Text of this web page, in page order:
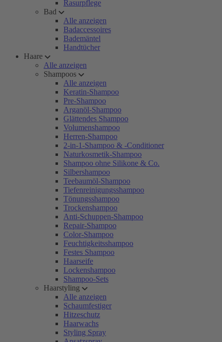
Rasurpflege
Bad
Alle anzeigen
Badaccessoires
Bademäntel
Handtücher
Haare
Alle anzeigen
Shampoos
Alle anzeigen
Keratin-Shampoo
Pre-Shampoo
Arganöl-Shampoo
Glättendes Shampoo
Volumenshampoo
Herren-Shampoo
2-in-1-Shampoo & -Conditioner
Naturkosmetik-Shampoo
Shampoo ohne Silikone & Co.
Silbershampoo
Teebaumöl-Shampoo
Tiefenreinigungsshampoo
Tönungsshampoo
Trockenshampoo
Anti-Schuppen-Shampoo
Repair-Shampoo
Color-Shampoo
Feuchtigkeitsshampoo
Festes Shampoo
Haarseife
Lockenshampoo
Shampoo-Sets
Haarstyling
Alle anzeigen
Schaumfestiger
Hitzeschutz
Haarwachs
Styling Spray